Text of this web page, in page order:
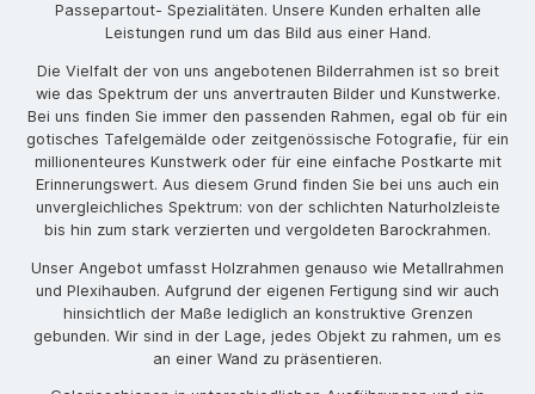
Passepartout- Spezialitäten. Unsere Kunden erhalten alle
Leistungen rund um das Bild aus einer Hand.
Die Vielfalt der von uns angebotenen Bilderrahmen ist so breit
wie das Spektrum der uns anvertrauten Bilder und Kunstwerke.
Bei uns finden Sie immer den passenden Rahmen, egal ob für ein
gotisches Tafelgemälde oder zeitgenössische Fotografie, für ein
millionenteures Kunstwerk oder für eine einfache Postkarte mit
Erinnerungswert. Aus diesem Grund finden Sie bei uns auch ein
unvergleichliches Spektrum: von der schlichten Naturholzleiste
bis hin zum stark verzierten und vergoldeten Barockrahmen.
Unser Angebot umfasst Holzrahmen genauso wie Metallrahmen
und Plexihauben. Aufgrund der eigenen Fertigung sind wir auch
hinsichtlich der Maße lediglich an konstruktive Grenzen
gebunden. Wir sind in der Lage, jedes Objekt zu rahmen, um es
an einer Wand zu präsentieren.